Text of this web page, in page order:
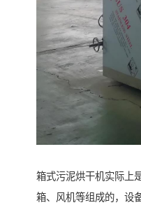
箱式污泥烘干机实际上
箱、风机等组成的，设